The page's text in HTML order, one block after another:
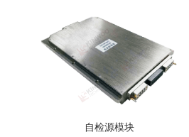
自检源模块